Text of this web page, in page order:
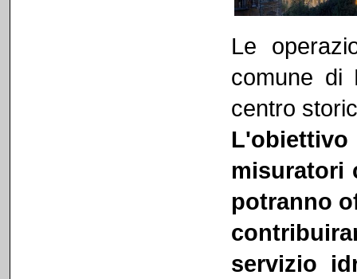
Le
comune di
centro
misuratori
potranno
servizio